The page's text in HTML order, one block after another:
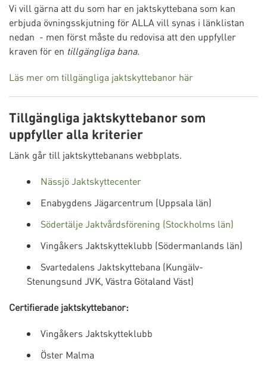
Vi vill gärna att du som har en jaktskyttebana som kan
erbjuda övningsskjutning för ALLA vill synas i länklistan
nedan - men först måste du redovisa att den uppfyller
kraven för en tillgängliga bana.
Läs mer om tillgängliga jaktskyttebanor här
Tillgängliga jaktskyttebanor som
uppfyller alla kriterier
Länk går till jaktskyttebanans webbplats.
Nässjö Jaktskyttecenter
Enabygdens Jägarcentrum (Uppsala län)
Södertälje Jaktvårdsförening (Stockholms län)
Vingåkers Jaktskytteklubb (Södermanlands län)
Svartedalens Jaktskyttebana (Kungälv-
Stenungsund JVK, Västra Götaland Väst)
Certifierade jaktskyttebanor:
Vingåkers Jaktskytteklubb
Öster Malma